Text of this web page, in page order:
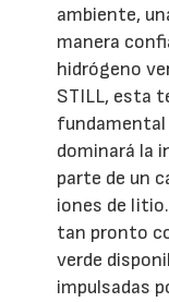
ambiente,
manera
hidrógeno
STILL, esta
dominará la
parte de un
iones de
tan pronto
verde
impulsadas